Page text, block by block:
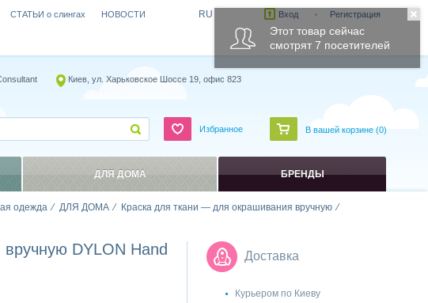
одежда ДЛЯ ДОМА
Краска для ткани — для окрашивания вручную
DYLON Hand
Доставка
Курьером по Киеву
СТАТЬИ о слингах НОВОСТИ RU Вход Регистрация
Киев, ул. Харьковское Шоссе 19, офис 823
Избранное В вашей корзине (0)
ДЛЯ ДОМА БРЕНДЫ